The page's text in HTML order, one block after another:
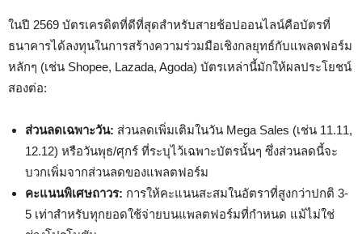
ในปี 2569 บัตรเครดิตที่ดีที่สุดสำหรับสายช้อปออนไลน์คือบัตรที่
ธนาคารได้ลงทุนในการสร้างความร่วมมือเชิงกลยุทธ์กับแพลตฟอร์ม
หลักๆ (เช่น Shopee, Lazada, Agoda) บัตรเหล่านี้มักให้ผลประโยชน์
สองต่อ:
ส่วนลดเฉพาะวัน: ส่วนลดเพิ่มเติมในวัน Mega Sales (เช่น 11.11,
12.12) หรือวันพุธ/ศุกร์ ที่ระบุไว้เฉพาะบัตรนั้นๆ ซึ่งส่วนลดนี้จะ
บวกเพิ่มจากส่วนลดของแพลตฟอร์ม
คะแนนพิเศษถาวร: การให้คะแนนสะสมในอัตราที่สูงกว่าปกติ 3-
5 เท่าสำหรับทุกยอดใช้จ่ายบนแพลตฟอร์มที่กำหนด แม้ไม่ใช่